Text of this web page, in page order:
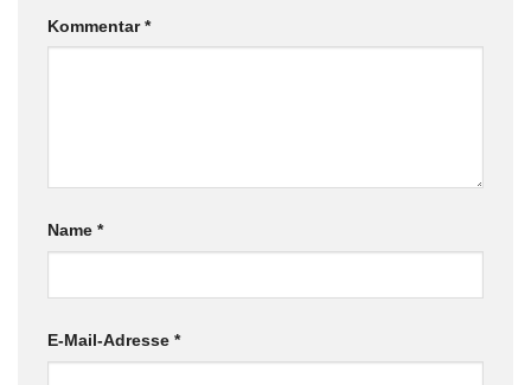
Kommentar*
Name *
E-Mail-Adresse *